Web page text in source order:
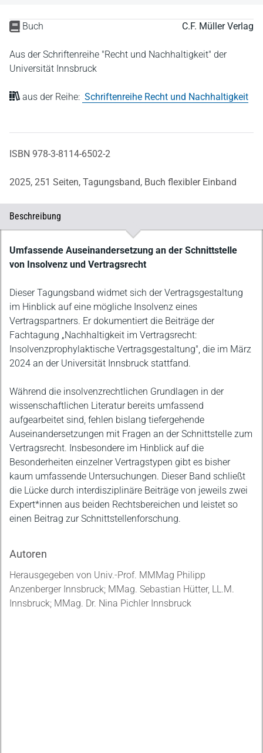
Buch C.F. Müller Verlag
Aus der Schriftenreihe "Recht und Nachhaltigkeit" der
Universität Innsbruck
aus der Reihe: Schriftenreihe Recht und Nachhaltigkeit
ISBN 978-3-8114-6502-2
2025, 251 Seiten, Tagungsband, Buch flexibler Einband
Beschreibung
Beschreibung
Umfassende Auseinandersetzung an der Schnittstelle
von Insolvenz und Vertragsrecht
Dieser Tagungsband widmet sich der Vertragsgestaltung
im Hinblick auf eine mögliche Insolvenz eines
Vertragspartners. Er dokumentiert die Beiträge der
Fachtagung „Nachhaltigkeit im Vertragsrecht:
Insolvenzprophylaktische Vertragsgestaltung", die im März
2024 an der Universität Innsbruck stattfand.
Während die insolvenzrechtlichen Grundlagen in der
wissenschaftlichen Literatur bereits umfassend
aufgearbeitet sind, fehlen bislang tiefergehende
Auseinandersetzungen mit Fragen an der Schnittstelle zum
Vertragsrecht. Insbesondere im Hinblick auf die
Besonderheiten einzelner Vertragstypen gibt es bisher
kaum umfassende Untersuchungen. Dieser Band schließt
die Lücke durch interdisziplinäre Beiträge von jeweils zwei
Expert*innen aus beiden Rechtsbereichen und leistet so
einen Beitrag zur Schnittstellenforschung.
Autoren
Herausgegeben von Univ.-Prof. MMMag Philipp
Anzenberger Innsbruck; MMag. Sebastian Hütter, LL.M.
Innsbruck; MMag. Dr. Nina Pichler Innsbruck